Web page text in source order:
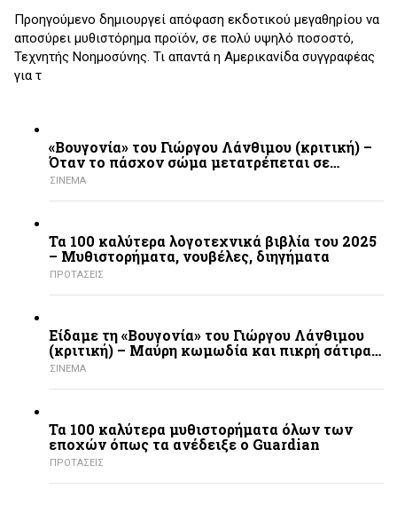
Προηγούμενο δημιουργεί απόφαση εκδοτικού μεγαθηρίου να
αποσύρει μυθιστόρημα προϊόν, σε πολύ υψηλό ποσοστό,
Τεχνητής Νοημοσύνης. Τι απαντά η Αμερικανίδα συγγραφέας
για τ
«Βουγονία» του Γιώργου Λάνθιμου (κριτική) –
Όταν το πάσχον σώμα μετατρέπεται σε…
ΣΙΝΕΜΑ
Τα 100 καλύτερα λογοτεχνικά βιβλία του 2025
– Mυθιστορήματα, νουβέλες, διηγήματα
ΠΡΟΤΑΣΕΙΣ
Είδαμε τη «Βουγονία» του Γιώργου Λάνθιμου
(κριτική) – Μαύρη κωμωδία και πικρή σάτιρα…
ΣΙΝΕΜΑ
Τα 100 καλύτερα μυθιστορήματα όλων των
εποχών όπως τα ανέδειξε ο Guardian
ΠΡΟΤΑΣΕΙΣ